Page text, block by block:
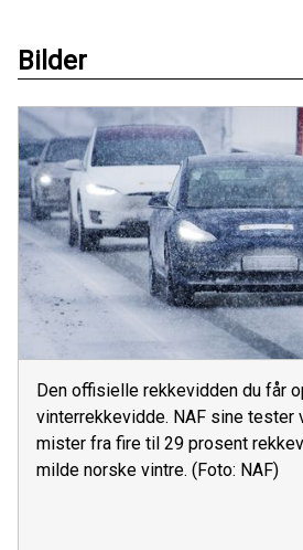
Bilder
Den offisielle rekkevidden du får
vinterrekkevidde. NAF sine tester
mister fra fire til 29 prosent
milde norske vintre. (Foto: NAF)